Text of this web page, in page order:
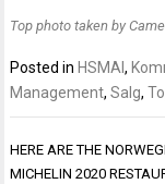
Top photo taken by
Posted in HSMAI,
Management,Salg,
HERE ARE THE
MICHELIN 2020